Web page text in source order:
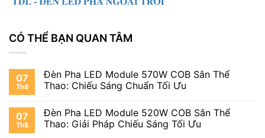
CÓ THỂ BẠN QUAN TÂM
07
Th8
Đèn Pha LED Module 570W COB Sân Thể
Thao: Chiếu Sáng Chuẩn Tối Ưu
07
Th8
Đèn Pha LED Module 520W COB Sân Thể
Thao: Giải Pháp Chiếu Sáng Tối Ưu